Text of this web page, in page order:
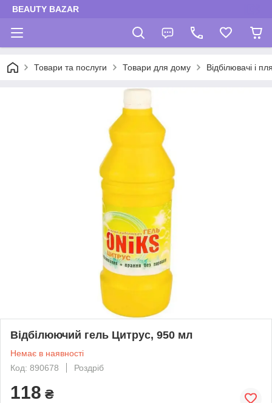
BEAUTY BAZAR
Товари та послуги Товари для дому Відбілювачі і
Відбілюючий гель Цитрус, 950 мл
Немає в наявності
Код: 890678
Роздріб
118 ₴